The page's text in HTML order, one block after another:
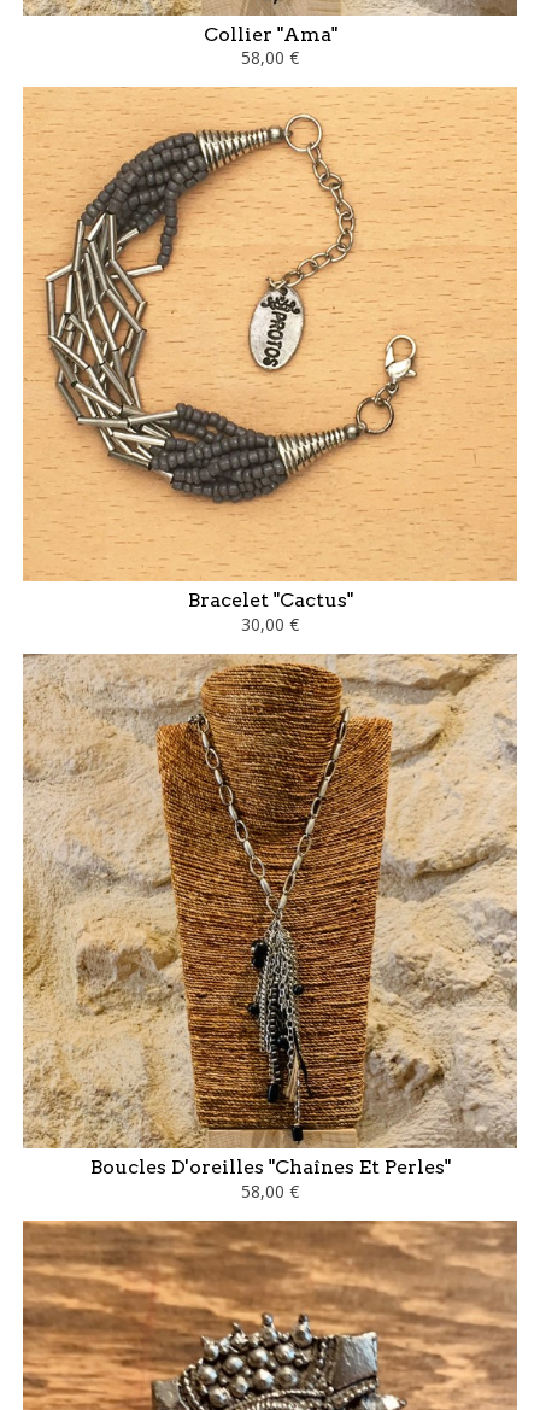
Collier "Ama"
58,00 €
Bracelet "Cactus"
30,00 €
Boucles D'oreilles "Chaînes Et Perles"
58,00 €